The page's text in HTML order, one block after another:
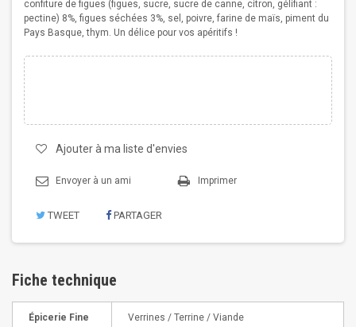
confiture de figues (figues, sucre, sucre de canne, citron, gélifiant :
pectine) 8%, figues séchées 3%, sel, poivre, farine de maïs, piment du
Pays Basque, thym. Un délice pour vos apéritifs !
Ajouter à ma liste d'envies
Envoyer à un ami Imprimer
TWEET PARTAGER
Fiche technique
Épicerie Fine Verrines / Terrine / Viande